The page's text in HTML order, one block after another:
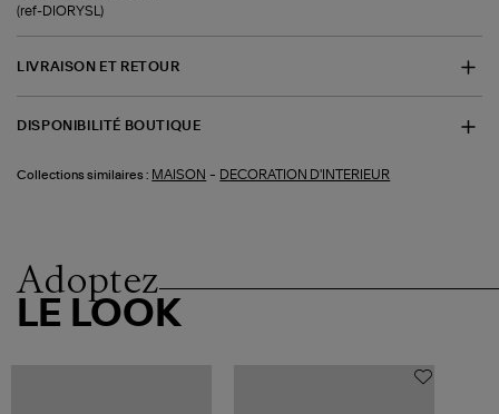
(ref-DIORYSL)
LIVRAISON ET RETOUR
DISPONIBILITÉ BOUTIQUE
Collections similaires : MAISON - DECORATION D'INTERIEUR
Adoptez
LE LOOK